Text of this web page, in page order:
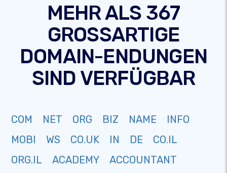
MEHR ALS 367
GROSSARTIGE
DOMAIN-ENDUNGEN
SIND VERFÜGBAR
COM NET ORG BIZ NAME
INFO
MOBI
WS CO.UK IN DE
CO.IL
ORG.IL
ACADEMY
ACCOUNTANT